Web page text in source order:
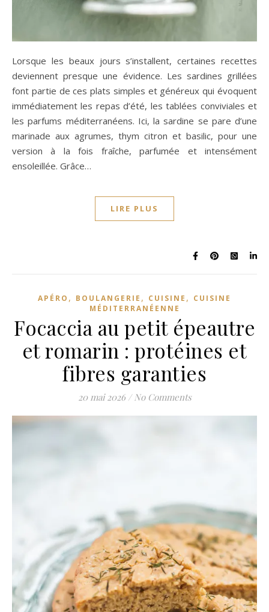
Lorsque les beaux jours s’installent, certaines recettes
deviennent presque une évidence. Les sardines grillées
font partie de ces plats simples et généreux qui évoquent
immédiatement les repas d’été, les tablées conviviales et
les parfums méditerranéens. Ici, la sardine se pare d’une
marinade aux agrumes, thym citron et basilic, pour une
version à la fois fraîche, parfumée et intensément
ensoleillée. Grâce…
LIRE PLUS
APÉRO , BOULANGERIE , CUISINE , CUISINE
MÉDITERRANÉENNE
Focaccia au petit épeautre
et romarin : protéines et
fibres garanties
20 mai 2026 / No Comments